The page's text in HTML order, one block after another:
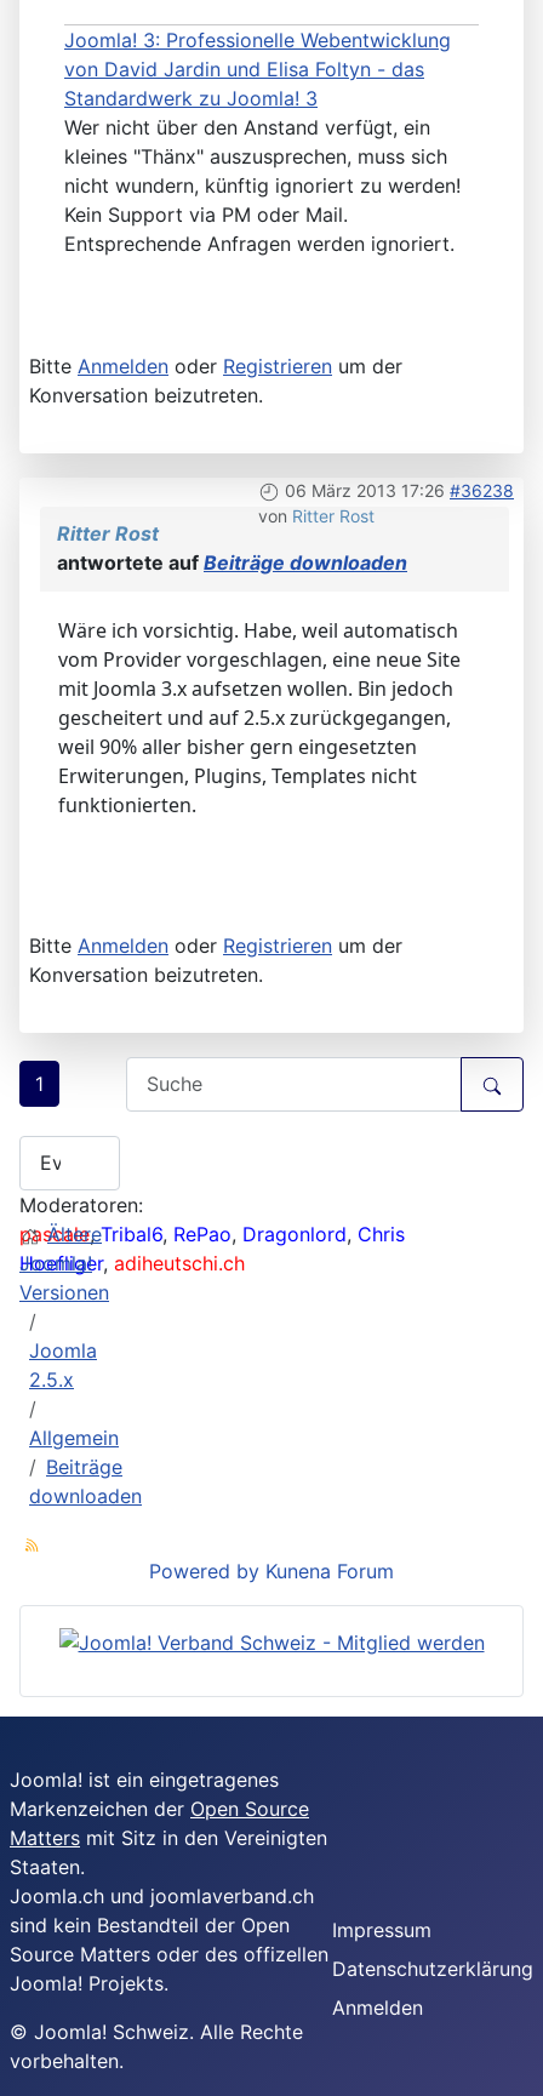
Joomla! 3: Professionelle Webentwicklung
von David Jardin und Elisa Foltyn - das
Standardwerk zu Joomla! 3
Wer nicht über den Anstand verfügt, ein
kleines "Thänx" auszusprechen, muss sich
nicht wundern, künftig ignoriert zu werden!
Kein Support via PM oder Mail.
Entsprechende Anfragen werden ignoriert.
Bitte Anmelden oder Registrieren um der
Konversation beizutreten.
06 März 2013 17:26 #36238
von Ritter Rost
Ritter Rost
antwortete auf Beiträge downloaden
Wäre ich vorsichtig. Habe, weil automatisch
vom Provider vorgeschlagen, eine neue Site
mit Joomla 3.x aufsetzen wollen. Bin jedoch
gescheitert und auf 2.5.x zurückgegangen,
weil 90% aller bisher gern eingesetzten
Erwiterungen, Plugins, Templates nicht
funktionierten.
Bitte Anmelden oder Registrieren um der
Konversation beizutreten.
1
Moderatoren:
pascale,Tribal6, RePao, Dragonlord, Chris
Hoefliger, adiheutschi.ch
Ältere
Joomla!
Versionen
Joomla
2.5.x
Allgemein
Beiträge
downloaden
Powered by Kunena Forum
Joomla! ist ein eingetragenes
Markenzeichen der Open Source
Matters mit Sitz in den Vereinigten
Staaten.
Joomla.ch und joomlaverband.ch
sind kein Bestandteil der Open
Source Matters oder des offizellen
Joomla! Projekts.
© Joomla! Schweiz. Alle Rechte
vorbehalten.
Impressum
Datenschutzerklärung
Anmelden